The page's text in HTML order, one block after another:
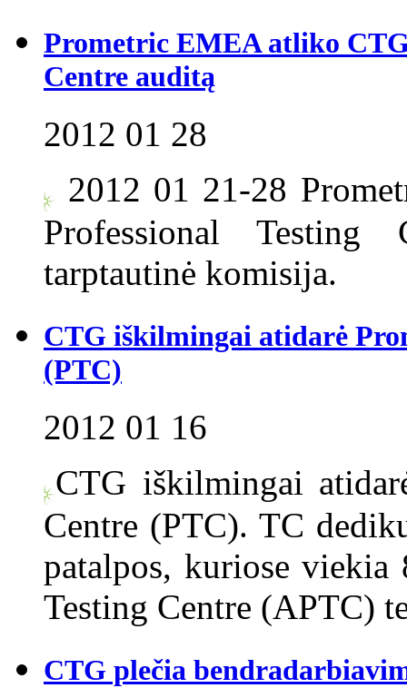
Prometric EMEA atliko
Centre auditą
2012 01 28
2012 01 21-28
Professional
tarptautinė komisija.
CTG iškilmingai atidarė
(PTC)
2012 01 16
CTG iškilmingai
Centre (PTC). TC
patalpos, kuriose
Testing Centre (APTC)
CTG plečia